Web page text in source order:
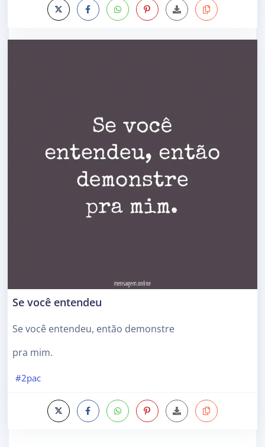
Se você entendeu
Se você entendeu, então demonstre
pra mim.
#2pac